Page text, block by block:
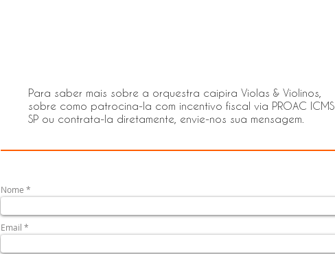
Para saber mais sobre a orquestra caipira Violas & Violinos,
sobre como patrocina-la com incentivo fiscal via PROAC ICMS
SP ou contrata-la diretamente, envie-nos sua mensagem.
Nome
Email